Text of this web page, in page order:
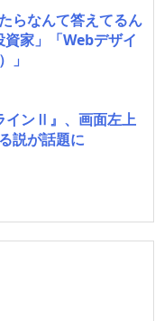
らなんて答えてるん
家」「Webデザイ
」
インⅡ』、画面左上
説が話題に